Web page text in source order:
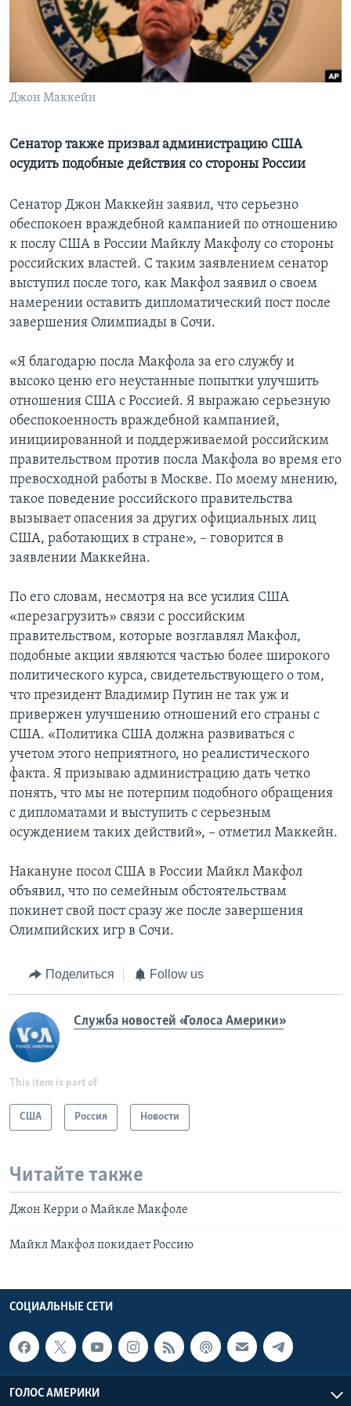
Learning English
СОЦИАЛЬНЫЕ СЕТИ
Языки
Джон Маккейн
Сенатор также призвал администрацию США
осудить подобные действия со стороны России
Сенатор Джон Маккейн заявил, что серьезно
обеспокоен враждебной кампанией по отношению
к послу США в России Майклу Макфолу со стороны
российских властей. С таким заявлением сенатор
выступил после того, как Макфол заявил о своем
намерении оставить дипломатический пост после
завершения Олимпиады в Сочи.
«Я благодарю посла Макфола за его службу и
высоко ценю его неустанные попытки улучшить
отношения США с Россией. Я выражаю серьезную
обеспокоенность враждебной кампанией,
инициированной и поддерживаемой российским
правительством против посла Макфола во время его
превосходной работы в Москве. По моему мнению,
такое поведение российского правительства
вызывает опасения за других официальных лиц
США, работающих в стране», – говорится в
заявлении Маккейна.
По его словам, несмотря на все усилия США
«перезагрузить» связи с российским
правительством, которые возглавлял Макфол,
подобные акции являются частью более широкого
политического курса, свидетельствующего о том,
что президент Владимир Путин не так уж и
привержен улучшению отношений его страны с
США. «Политика США должна развиваться с
учетом этого неприятного, но реалистического
факта. Я призываю администрацию дать четко
понять, что мы не потерпим подобного обращения
с дипломатами и выступить с серьезным
осуждением таких действий», – отметил Маккейн.
Накануне посол США в России Майкл Макфол
объявил, что по семейным обстоятельствам
покинет свой пост сразу же после завершения
Олимпийских игр в Сочи.
Поделиться Follow us
Служба новостей «Голоса Америки»
This item is part of
США Россия Новости
Читайте также
Джон Керри о Майкле Макфоле
Майкл Макфол покидает Россию
СОЦИАЛЬНЫЕ СЕТИ
ГОЛОС АМЕРИКИ